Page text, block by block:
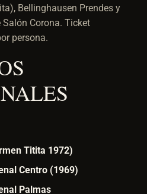
Bellinghausen Prendes y
Salón Corona. Ticket
persona.
Titita 1972)
Centro (1969)
Palmas